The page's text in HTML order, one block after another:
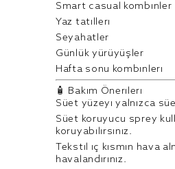
Smart casual kombinler
Yaz tatilleri
Seyahatler
Günlük yürüyüşler
Hafta sonu kombinleri
🧴 Bakım Önerileri
Süet yüzeyi yalnızca
Süet koruyucu sprey
koruyabilirsiniz.
Tekstil iç kısmın hava
havalandırınız.